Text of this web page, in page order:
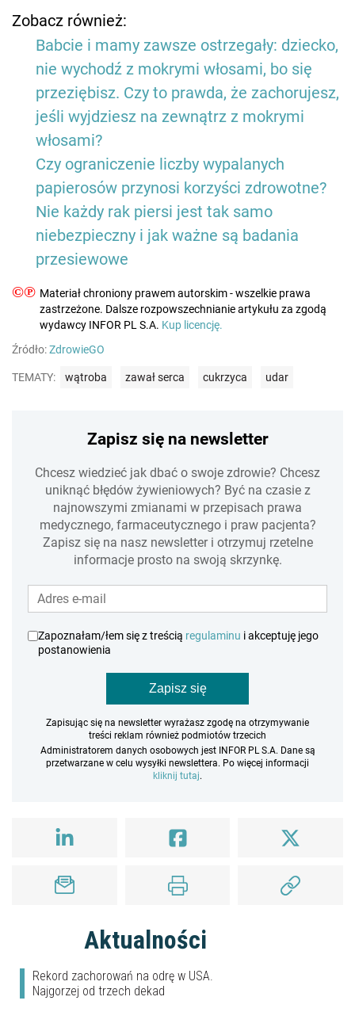
Zobacz również:
Babcie i mamy zawsze ostrzegały: dziecko,
nie wychodź z mokrymi włosami, bo się
przeziębisz. Czy to prawda, że zachorujesz,
jeśli wyjdziesz na zewnątrz z mokrymi
włosami?
Czy ograniczenie liczby wypalanych
papierosów przynosi korzyści zdrowotne?
Nie każdy rak piersi jest tak samo
niebezpieczny i jak ważne są badania
przesiewowe
©℗ Materiał chroniony prawem autorskim - wszelkie prawa
zastrzeżone. Dalsze rozpowszechnianie artykułu za zgodą
wydawcy INFOR PL S.A. Kup licencję.
Źródło:ZdrowieGO
TEMATY: wątroba zawał serca cukrzyca udar
Zapisz się na newsletter
Chcesz wiedzieć jak dbać o swoje zdrowie? Chcesz
uniknąć błędów żywieniowych? Być na czasie z
najnowszymi zmianami w przepisach prawa
medycznego, farmaceutycznego i praw pacjenta?
Zapisz się na nasz newsletter i otrzymuj rzetelne
informacje prosto na swoją skrzynkę.
Zapoznałam/łem się z treścią regulaminu i akceptuję jego
postanowienia
Zapisz się
Zapisując się na newsletter wyrażasz zgodę na otrzymywanie
treści reklam również podmiotów trzecich
Administratorem danych osobowych jest INFOR PL S.A. Dane są
przetwarzane w celu wysyłki newslettera. Po więcej informacji
kliknij tutaj.
Aktualności
Rekord zachorowań na odrę w USA.
Najgorzej od trzech dekad